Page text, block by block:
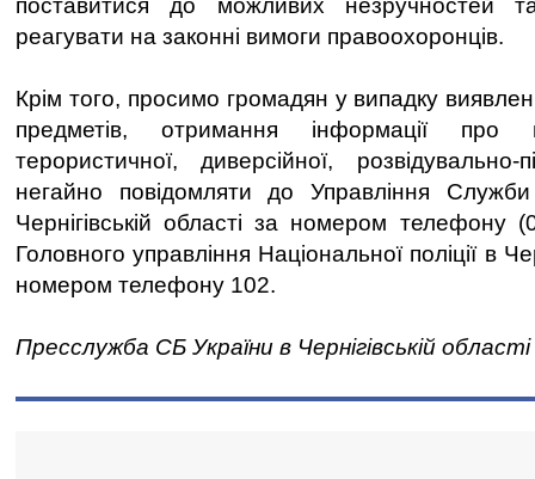
поставитися до можливих незручностей
реагувати на законні вимоги правоохоронців.
Крім того, просимо громадян у випадку
предметів, отримання інформації про
терористичної, диверсійної, розвідувально-
негайно повідомляти до Управління
Чернігівській області за номером телефону
Головного управління Національної поліції в
номером телефону 102.
Пресслужба СБ України в Чернігівській області